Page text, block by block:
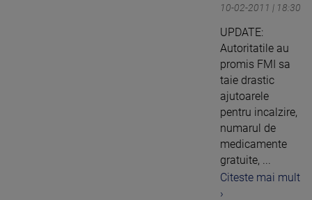
10-02-2011 | 18:30
UPDATE:
Autoritatile au
promis FMI sa
taie drastic
ajutoarele
pentru incalzire,
numarul de
medicamente
gratuite, ...
Citeste mai mult
›